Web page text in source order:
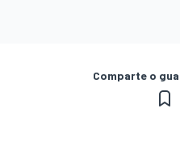
Comparte o